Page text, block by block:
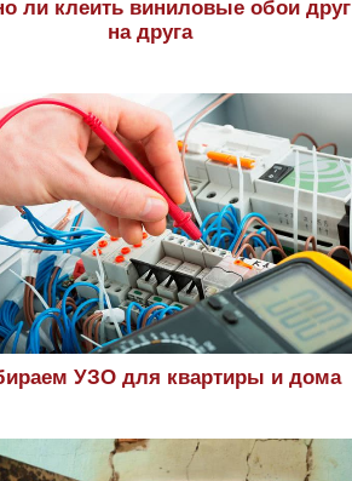
ли клеить виниловые обои друг
на друга
УЗО для квартиры и дома